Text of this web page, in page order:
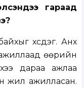
гараад
хүсдэг. Анх
өөрийн
дараа ажлаа
жил ажилласан.